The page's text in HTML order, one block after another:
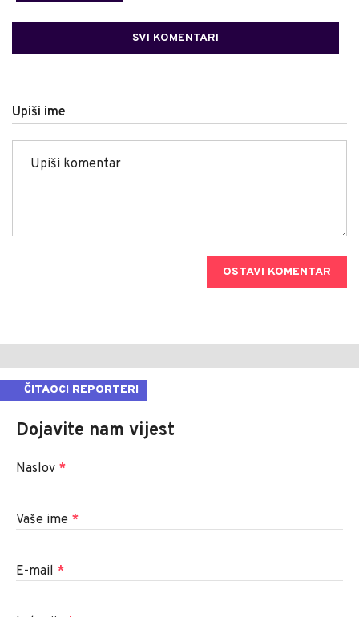
SVI KOMENTARI
Upiši ime
OSTAVI KOMENTAR
ČITAOCI REPORTERI
Dojavite nam vijest
Naslov *
Vaše ime *
E-mail *